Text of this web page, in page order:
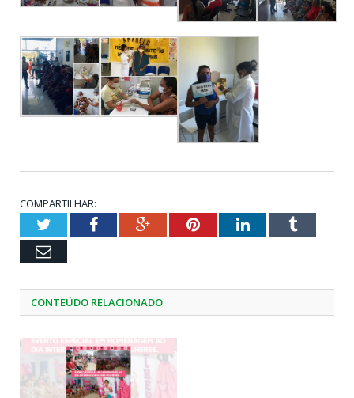
COMPARTILHAR:
TwitterFacebookGoogle+PinterestLinkedInTumblr
Email
CONTEÚDO RELACIONADO